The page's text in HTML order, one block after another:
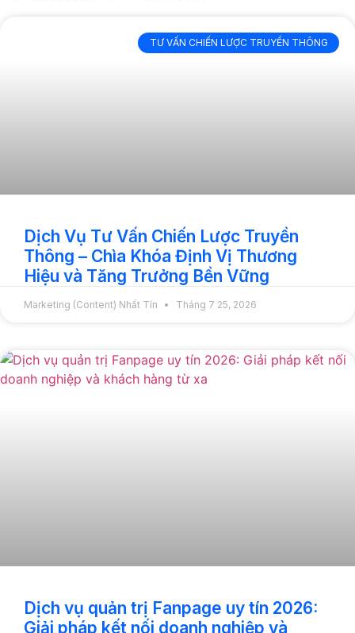
TƯ VẤN CHIẾN LƯỢC TRUYỀN THÔNG
Dịch Vụ Tư Vấn Chiến Lược Truyền
Thông – Chìa Khóa Định Vị Thương
Hiệu và Tăng Trưởng Bền Vững
Marketing (Content) Nhất Tín Tháng 7 25, 2026
Dịch vụ quản trị Fanpage uy tín 2026:
Giải pháp kết nối doanh nghiệp và